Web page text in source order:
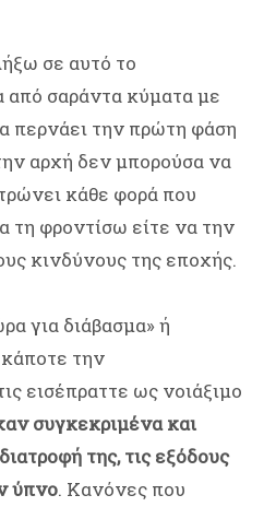
σε αυτό το
από σαράντα κύματα με
περνάει την πρώτη φάση
αρχή δεν μπορούσα να
κάθε φορά που
τη φροντίσω είτε να την
κινδύνους της εποχής.
για διάβασμα» ή
την
εισέπραττε ως νοιάξιμο
συγκεκριμένα και
της, τις εξόδους
ύπνο. Κανόνες που